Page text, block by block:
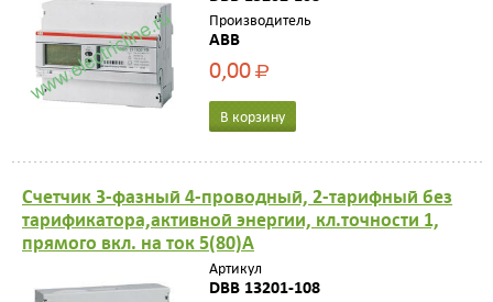
Производитель
ABB
0,00Р
В корзину
Счетчик 3-фазный 4-проводный, 2-тарифный без
тарификатора,активной энергии, кл.точности 1,
прямого вкл. на ток 5(80)А
Артикул
DBB 13201-108